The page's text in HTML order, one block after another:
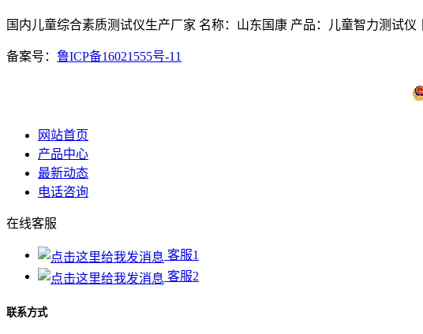
国内儿童综合素质测试仪生产厂家 名称：山东国康 产品：儿童智力测试
备案号： 鲁ICP备16021555号-11
网站首页
产品中心
最新动态
电话咨询
在线客服
客服1
客服2
联系方式